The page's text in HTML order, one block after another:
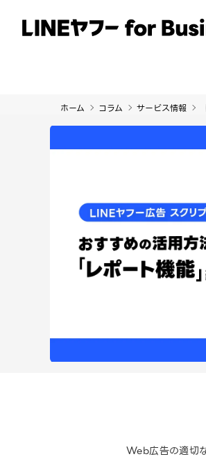
サービス 事例 イベ
ホーム コラム サービス情報
Web広告の適切